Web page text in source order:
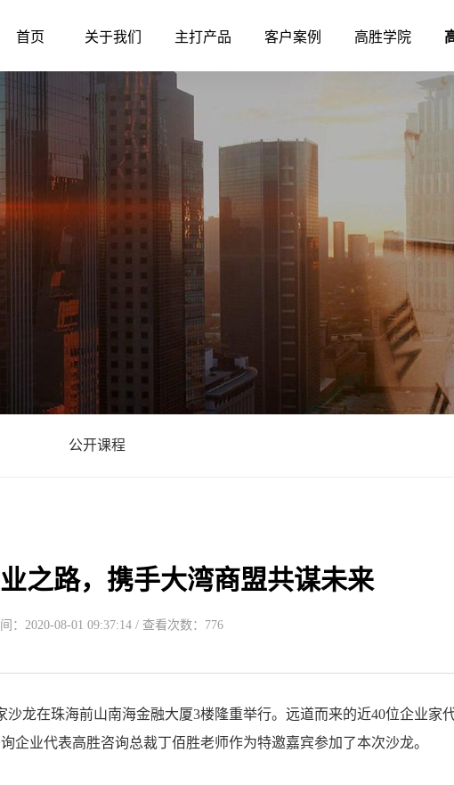
首页 关于我们 主打产品 客户案例 高胜学院
公开课程
之路，携手大湾商盟共谋未来
：2020-08-01 09:37:14 / 查看次数：776
龙在珠海前山南海金融大厦3楼隆重举行。远道而来的近40位企业家
企业代表高胜咨询总裁丁佰胜老师作为特邀嘉宾参加了本次沙龙。